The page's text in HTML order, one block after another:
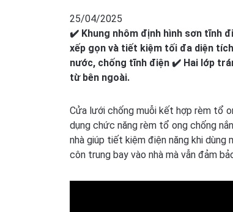
25/04/2025
✔️ Khung nhôm định hình sơn tĩnh
xếp gọn và tiết kiệm tối đa diện
nước, chống tĩnh điện ✔️ Hai lớp
từ bên ngoài.
Cửa lưới chống muỗi kết hợp rèm tổ
dụng chức năng rèm tổ ong chống
nhà giúp tiết kiệm điện năng khi dùng
côn trung bay vào nhà mà vẫn đảm